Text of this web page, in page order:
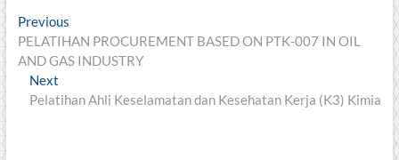
Post
navigation
PreviousPrevious
post:
PELATIHAN PROCUREMENT BASED ON PTK-007 IN OIL
AND GAS INDUSTRY
Next
post:
Pelatihan Ahli Keselamatan dan Kesehatan Kerja (K3) Kimia